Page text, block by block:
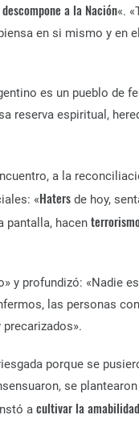
a la Nación«.
en si mismo y en
es un pueblo de
reserva espiritual,
a la
«Haters de hoy,
pantalla, hacen
y profundizó: «Nadie
las personas
porque se
se
a cultivar la amabilidad